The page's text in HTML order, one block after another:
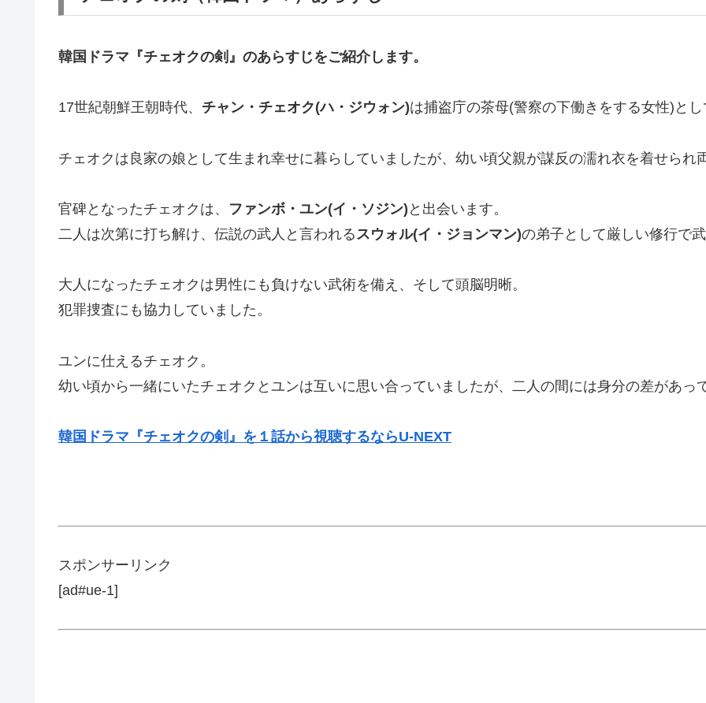
韓国ドラマ『チェオクの剣』のあらすじ をご紹介します。
17世紀朝鮮王朝時代、 チャン・チェオク(ハ・ジウォン)は捕盗庁の茶母(警察の下働きをする女性)と
チェオクは良家の娘として生まれ幸せに暮らしていましたが、幼い頃父親が謀反の濡れ衣を着せられ
官碑となったチェオクは、 ファンボ・ユン(イ・ソジン) と出会います。
二人は次第に打ち解け、伝説の武人と言われる スウォル(イ・ジョンマン)の弟子として厳しい修行で
大人になったチェオクは男性にも負けない武術を備え、そして頭脳明晰。
犯罪捜査にも協力していました。
ユンに仕えるチェオク。
幼い頃から一緒にいたチェオクとユンは互いに思い合っていましたが、二人の間には身分の差があっ
韓国ドラマ『チェオクの剣』を１話から視聴するならU-NEXT
スポンサーリンク
[ad#ue-1]